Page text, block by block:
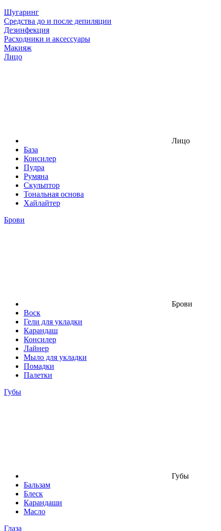
Шугаринг
Средства до и после депиляции
Дезинфекция
Расходники и аксессуары
Макияж
Лицо
Лицо
База
Консилер
Пудра
Румяна
Скульптор
Тональная основа
Хайлайтер
Брови
Брови
Воск
Гели для укладки
Карандаш
Консилер
Лайнер
Мыло для укладки
Помадки
Палетки
Губы
Губы
Бальзам
Блеск
Карандаши
Масло
Глаза